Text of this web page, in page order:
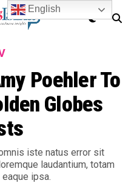
Poehler To
Globes
iste natus error sit
laudantium, totam
ipsa.
English